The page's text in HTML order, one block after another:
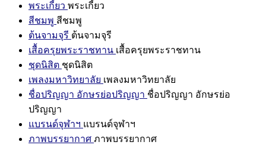
พระเกี้ยว พระเกี้ยว
สีชมพู สีชมพู
ต้นจามจุรี ต้นจามจุรี
เสื้อครุยพระราชทาน เสื้อครุยพระราชทาน
ชุดนิสิต ชุดนิสิต
เพลงมหาวิทยาลัย เพลงมหาวิทยาลัย
ชื่อปริญญา อักษรย่อปริญญา ชื่อปริญญา อักษรย่อ
ปริญญา
แบรนด์จุฬาฯ แบรนด์จุฬาฯ
ภาพบรรยากาศ ภาพบรรยากาศ